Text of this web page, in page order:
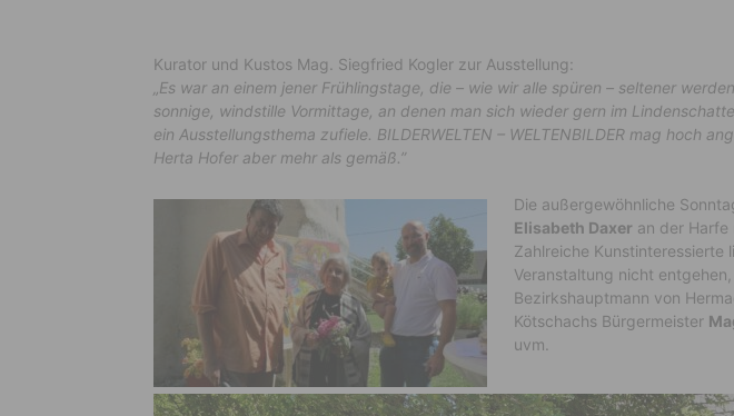
Kurator und Kustos Mag. Siegfried Kogler zur Ausstellung:
„Es war an einem jener Frühlingstage, die – wie wir alle spüren – seltener
sonnige, windstille Vormittage, an denen man sich wieder gern im
ein Ausstellungsthema zufiele. BILDERWELTEN – WELTENBILDER mag hoch
Herta Hofer aber mehr als gemäß.”
Die außergewöhnliche
Elisabeth Daxer an der Harfe
Zahlreiche Kunstinteressierte
Veranstaltung nicht
Bezirkshauptmann von
Kötschachs Bürgermeister
uvm.